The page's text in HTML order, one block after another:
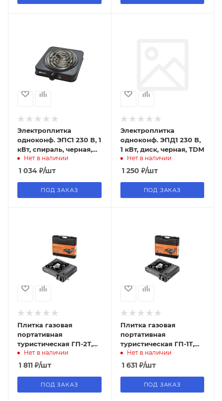
Электроплитка
одноконф. ЭПС1 230 В, 1
кВт, спираль, черная,
TDMНет в наличии
1 034 ₽/шт
ПОД ЗАКАЗ
Электроплитка
одноконф. ЭПД1 230 В,
1 кВт, диск, черная, TDM
Нет в наличии
1 250 ₽/шт
ПОД ЗАКАЗ
Плитка газовая
портативная
туристическая ГП-2Т,
одноконф, 2-а типа
подключения газа,
Нет в наличии
1 811 ₽/шт
ПОД ЗАКАЗ
Плитка газовая
портативная
туристическая ГП-1Т,
одноконф, кейс, TDM
Нет в наличии
1 631₽/шт
ПОД ЗАКАЗ